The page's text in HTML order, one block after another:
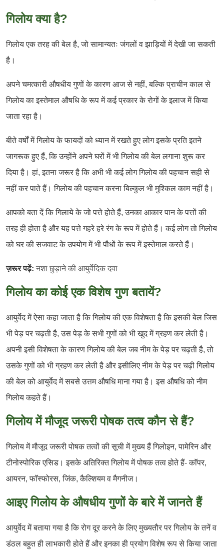
गिलोय क्या है?
गिलोय एक तरह की बेल है, जो सामान्यतः जंगलों व झाड़ियों में देखी जा सकती
है।
अपने चमत्कारी औषधीय गुणों के कारण आज से नहीं, बल्कि प्राचीन काल से
गिलोय का इस्तेमाल औषधि के रूप में कई प्रकार के रोगों के इलाज में किया
जाता रहा है।
बीते वर्षों में गिलोय के फायदों को ध्यान में रखते हुए लोग इसके प्रति इतने
जागरूक हुए हैं, कि उन्होंने अपने घरों में भी गिलोय की बेल लगाना शुरू कर
दिया है। हां, इतना जरूर है कि अभी भी कई लोग गिलोय की पहचान सही से
नहीं कर पाते हैं। गिलोय की पहचान करना बिल्कुल भी मुश्किल काम नहीं है।
आपको बता दें कि गिलाये के जो पत्ते होते हैं, उनका आकार पान के पत्तों की
तरह ही होता है और यह पत्ते गहरे हरे रंग के रूप में होते हैं। कई लोग तो गिलोय
को घर की सजवाट के उपयोग में भी पौधों के रूप में इस्तेमाल करते हैं।
ज़रूर पढ़ें: नशा छुड़ाने की आयुर्वेदिक दवा
गिलोय का कोई एक विशेष गुण बतायें?
आयुर्वेद में ऐसा कहा जाता है कि गिलोय की एक विशेषता है कि इसकी बेल जिस
भी पेड़ पर चढ़ती है, उस पेड़ के सभी गुणों को भी खुद में ग्रहण कर लेती है।
अपनी इसी विशेषता के कारण गिलोय की बेल जब नीम के पेड़ पर चढ़ती है, तो
उसके गुणों को भी ग्रहण कर लेती है और इसीलिए नीम के पेड़ पर चढ़ी गिलोय
की बेल को आयुर्वेद में सबसे उत्तम औषधि माना गया है। इस औषधि को नीम
गिलोय कहते हैं।
गिलोय में मौजूद जरूरी पोषक तत्व कौन से हैं?
गिलोय में मौजूद जरूरी पोषक तत्वों की सूची में मुख्य हैं गिलोइन, पामेरिन और
टीनोस्पोरिक एसिड। इसके अतिरिक्त गिलोय में पोषक तत्व होते हैं- काॅपर,
आयरन, फाॅस्फोरस, जिंक, कैल्शियम व मैगनीज।
आइए गिलोय के औषधीय गुणों के बारे में जानते हैं
आयुर्वेद में बताया गया है कि रोग दूर करने के लिए मुख्यतौर पर गिलोय के तनें व
डंठल बहुत ही लाभकारी होते हैं और इनका ही प्रयोग विशेष रूप से किया जाता